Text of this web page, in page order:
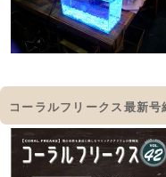
コーラルフリークス最新号